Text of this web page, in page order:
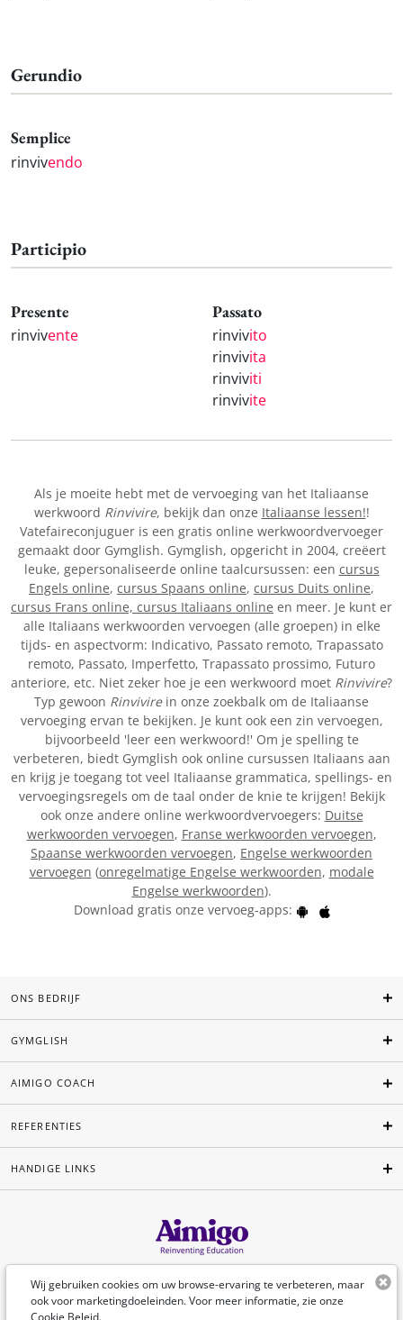
Gerundio
Semplice
rinvivendo
Participio
Presente
rinvivente
Passato
rinvivito
rinvivita
rinviviti
rinvivite
Als je moeite hebt met de vervoeging van het Italiaanse
werkwoord Rinvivire, bekijk dan onze Italiaanse lessen!!
Vatefaireconjuguer is een gratis online werkwoordvervoeger
gemaakt door Gymglish. Gymglish, opgericht in 2004, creëert
leuke, gepersonaliseerde online taalcursussen: een cursus
Engels online, cursus Spaans online, cursus Duits online,
cursus Frans online, cursus Italiaans online en meer. Je kunt er
alle Italiaans werkwoorden vervoegen (alle groepen) in elke
tijds- en aspectvorm: Indicativo, Passato remoto, Trapassato
remoto, Passato, Imperfetto, Trapassato prossimo, Futuro
anteriore, etc. Niet zeker hoe je een werkwoord moet Rinvivire?
Typ gewoon Rinvivirein onze zoekbalk om de Italiaanse
vervoeging ervan te bekijken. Je kunt ook een zin vervoegen,
bijvoorbeeld 'leer een werkwoord!' Om je spelling te
verbeteren, biedt Gymglish ook online cursussen Italiaans aan
en krijg je toegang tot veel Italiaanse grammatica, spellings- en
vervoegingsregels om de taal onder de knie te krijgen! Bekijk
ook onze andere online werkwoordvervoegers: Duitse
werkwoorden vervoegen, Franse werkwoorden vervoegen,
Spaanse werkwoorden vervoegen, Engelse werkwoorden
vervoegen (onregelmatige Engelse werkwoorden, modale
Engelse werkwoorden).
Download gratis onze vervoeg-apps:
Wij gebruiken cookies om uw browse-ervaring te verbeteren, maar
ook voor marketingdoeleinden. Voor meer informatie, zie onze
Cookie Beleid.
ONS BEDRIJF
GYMGLISH
AIMIGO COACH
REFERENTIES
HANDIGE LINKS
Nederlands